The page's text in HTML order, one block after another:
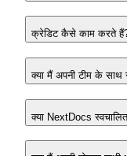
क्रेडिट कैसे काम करते
क्या मैं अपनी टीम के
क्या NextDocs